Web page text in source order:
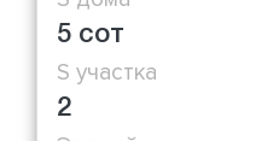
5 сот
S участка
2